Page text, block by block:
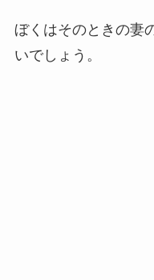
ぼくはそのときの妻
いでしょう。